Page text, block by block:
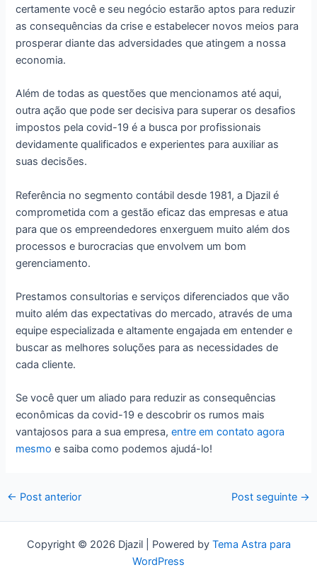
certamente você e seu negócio estarão aptos para reduzir
as consequências da crise e estabelecer novos meios para
prosperar diante das adversidades que atingem a nossa
economia.
Além de todas as questões que mencionamos até aqui,
outra ação que pode ser decisiva para superar os desafios
impostos pela covid-19 é a busca por profissionais
devidamente qualificados e experientes para auxiliar as
suas decisões.
Referência no segmento contábil desde 1981, a Djazil é
comprometida com a gestão eficaz das empresas e atua
para que os empreendedores enxerguem muito além dos
processos e burocracias que envolvem um bom
gerenciamento.
Prestamos consultorias e serviços diferenciados que vão
muito além das expectativas do mercado, através de uma
equipe especializada e altamente engajada em entender e
buscar as melhores soluções para as necessidades de
cada cliente.
Se você quer um aliado para reduzir as consequências
econômicas da covid-19 e descobrir os rumos mais
vantajosos para a sua empresa,entre em contato agora
mesmo e saiba como podemos ajudá-lo!
← Post anterior Post seguinte →
Copyright © 2026 Djazil | Powered by Tema Astra para
WordPress